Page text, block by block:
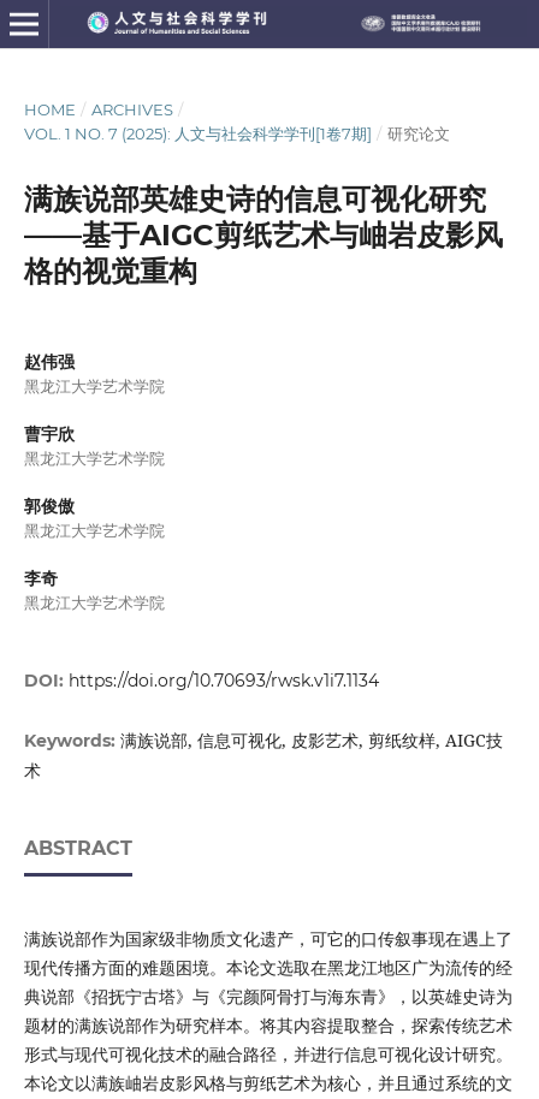
HOME / ARCHIVES /
VOL. 1 NO. 7 (2025): 人文与社会科学学刊[1卷7期] / 研究论文
满族说部英雄史诗的信息可视化研究
——基于AIGC剪纸艺术与岫岩皮影风
格的视觉重构
赵伟强
黑龙江大学艺术学院
曹宇欣
黑龙江大学艺术学院
郭俊傲
黑龙江大学艺术学院
李奇
黑龙江大学艺术学院
DOI: https://doi.org/10.70693/rwsk.v1i7.1134
Keywords: 满族说部, 信息可视化, 皮影艺术, 剪纸纹样, AIGC技
术
ABSTRACT
满族说部作为国家级非物质文化遗产，可它的口传叙事现在遇上了
现代传播方面的难题困境。本论文选取在黑龙江地区广为流传的经
典说部《招抚宁古塔》与《完颜阿骨打与海东青》，以英雄史诗为
题材的满族说部作为研究样本。将其内容提取整合，探索传统艺术
形式与现代可视化技术的融合路径，并进行信息可视化设计研究。
本论文以满族岫岩皮影风格与剪纸艺术为核心，并且通过系统的文